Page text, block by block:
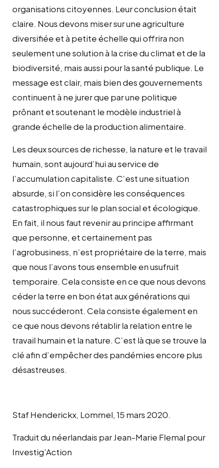
organisations citoyennes. Leur conclusion était
claire. Nous devons miser sur une agriculture
diversifiée et à petite échelle qui offrira non
seulement une solution à la crise du climat et de la
biodiversité, mais aussi pour la santé publique. Le
message est clair, mais bien des gouvernements
continuent à ne jurer que par une politique
prônant et soutenant le modèle industriel à
grande échelle de la production alimentaire.
Les deux sources de richesse, la nature et le travail
humain, sont aujourd’hui au service de
l’accumulation capitaliste. C’est une situation
absurde, si l’on considère les conséquences
catastrophiques sur le plan social et écologique.
En fait, il nous faut revenir au principe affirmant
que personne, et certainement pas
l’agrobusiness, n’est propriétaire de la terre, mais
que nous l’avons tous ensemble en usufruit
temporaire. Cela consiste en ce que nous devons
céder la terre en bon état aux générations qui
nous succéderont. Cela consiste également en
ce que nous devons rétablir la relation entre le
travail humain et la nature. C’est là que se trouve la
clé afin d’empêcher des pandémies encore plus
désastreuses.
Staf Henderickx, Lommel, 15 mars 2020.
Traduit du néerlandais par Jean-Marie Flemal pour
Investig’Action